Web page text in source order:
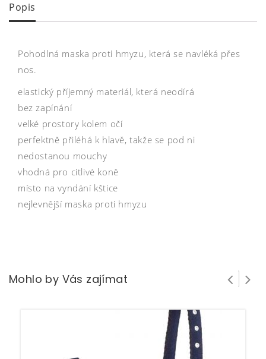
Popis
Pohodlná maska proti hmyzu, která se navléká přes
nos.
elastický příjemný materiál, která neodírá
bez zapínání
velké prostory kolem očí
perfektně přiléhá k hlavě, takže se pod ni
nedostanou mouchy
vhodná pro citlivé koně
místo na vyndání kštice
nejlevnější maska proti hmyzu
Mohlo by Vás zajímat